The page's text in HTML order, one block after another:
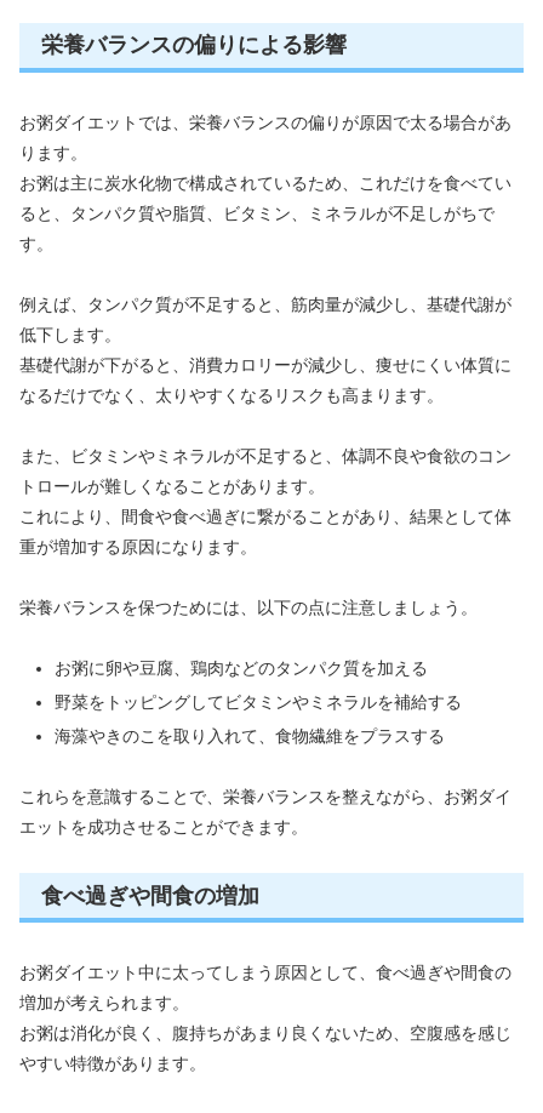
栄養バランスの偏りによる影響
お粥ダイエットでは、栄養バランスの偏りが原因で太る場合があ
ります。
お粥は主に炭水化物で構成されているため、これだけを食べてい
ると、タンパク質や脂質、ビタミン、ミネラルが不足しがちで
す。
例えば、タンパク質が不足すると、筋肉量が減少し、基礎代謝が
低下します。
基礎代謝が下がると、消費カロリーが減少し、痩せにくい体質に
なるだけでなく、太りやすくなるリスクも高まります。
また、ビタミンやミネラルが不足すると、体調不良や食欲のコン
トロールが難しくなることがあります。
これにより、間食や食べ過ぎに繋がることがあり、結果として体
重が増加する原因になります。
栄養バランスを保つためには、以下の点に注意しましょう。
お粥に卵や豆腐、鶏肉などのタンパク質を加える
野菜をトッピングしてビタミンやミネラルを補給する
海藻やきのこを取り入れて、食物繊維をプラスする
これらを意識することで、栄養バランスを整えながら、お粥ダイ
エットを成功させることができます。
食べ過ぎや間食の増加
お粥ダイエット中に太ってしまう原因として、食べ過ぎや間食の
増加が考えられます。
お粥は消化が良く、腹持ちがあまり良くないため、空腹感を感じ
やすい特徴があります。